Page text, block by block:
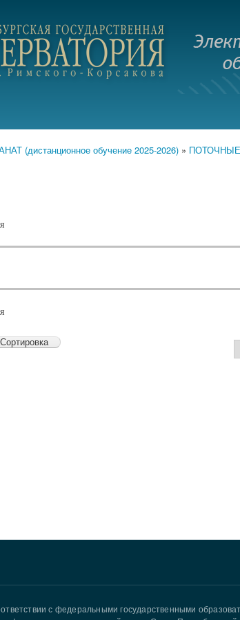
основному
содержанию
(дистанционное обучение 2025-2026) » ПОТОЧНЫЕ
с федеральными государственными